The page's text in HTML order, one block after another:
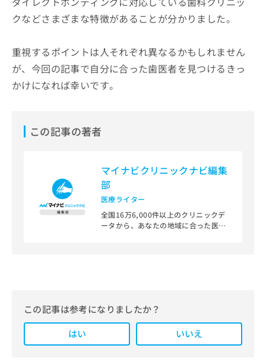
クなどさまざまな特徴があることが分かりました。
重視するポイントは人それぞれ異なるかもしれません
が、今回の記事で自分に合った歯医者を見つけるきっ
かけになれば幸いです。
この記事の著者
マイナビクリニックナビ編集
部
医療ライター
全国16万6,000件以上のクリニックデ
ータから、あなたの地域に合った医療
また、医療広告ガイドラインに準拠し
た編集体制を整えており、編集部内に
は、一般社団法人薬機法医療法規格協
この記事は参考になりましたか？
はい
いいえ